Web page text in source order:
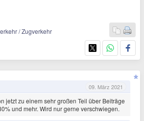
/ Zugverkehr
09. März 2021
jetzt zu einem sehr großen Teil über Beiträge
und mehr. Wird nur gerne verschwiegen.